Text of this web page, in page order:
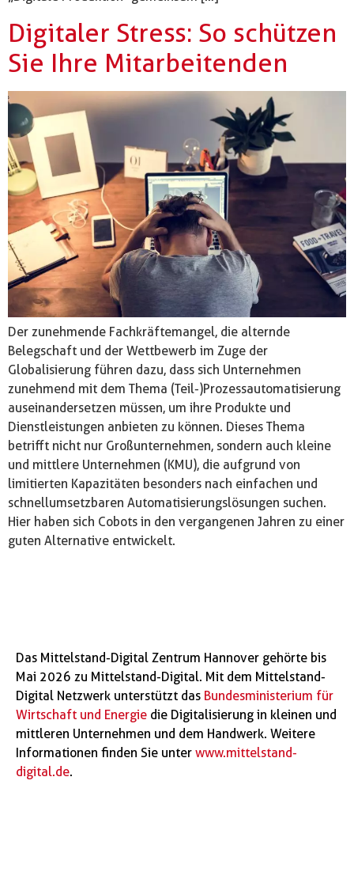
Digitaler Stress: So schützen
Sie Ihre Mitarbeitenden
Der zunehmende Fachkräftemangel, die alternde
Belegschaft und der Wettbewerb im Zuge der
Globalisierung führen dazu, dass sich Unternehmen
zunehmend mit dem Thema (Teil-)Prozessautomatisierung
auseinandersetzen müssen, um ihre Produkte und
Dienstleistungen anbieten zu können. Dieses Thema
betrifft nicht nur Großunternehmen, sondern auch kleine
und mittlere Unternehmen (KMU), die aufgrund von
limitierten Kapazitäten besonders nach einfachen und
schnellumsetzbaren Automatisierungslösungen suchen.
Hier haben sich Cobots in den vergangenen Jahren zu einer
guten Alternative entwickelt.
Das Mittelstand-Digital Zentrum Hannover gehörte bis
Mai 2026 zu Mittelstand-Digital. Mit dem Mittelstand-
Digital Netzwerk unterstützt das Bundesministerium für
Wirtschaft und Energie die Digitalisierung in kleinen und
mittleren Unternehmen und dem Handwerk. Weitere
Informationen finden Sie unter www.mittelstand-
digital.de.